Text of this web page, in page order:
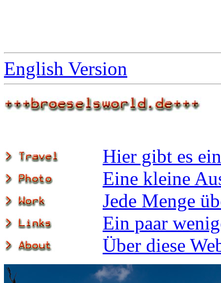
English Version
Hier gibt es
Eine kleine
Jede Menge
Ein paar
Über diese